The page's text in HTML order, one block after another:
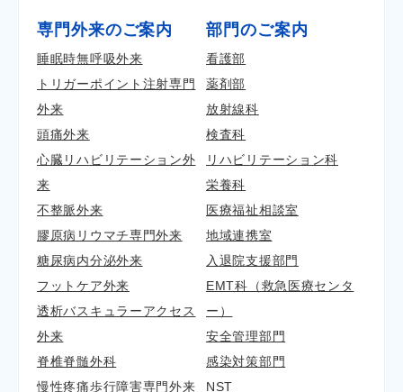
専門外来のご案内
睡眠時無呼吸外来
トリガーポイント注射専門
外来
頭痛外来
心臓リハビリテーション外
来
不整脈外来
膠原病リウマチ専門外来
糖尿病内分泌外来
フットケア外来
透析バスキュラーアクセス
外来
脊椎脊髄外科
慢性疼痛歩行障害専門外来
部門のご案内
看護部
薬剤部
放射線科
検査科
リハビリテーション科
栄養科
医療福祉相談室
地域連携室
入退院支援部門
EMT科（救急医療センタ
ー）
安全管理部門
感染対策部門
NST